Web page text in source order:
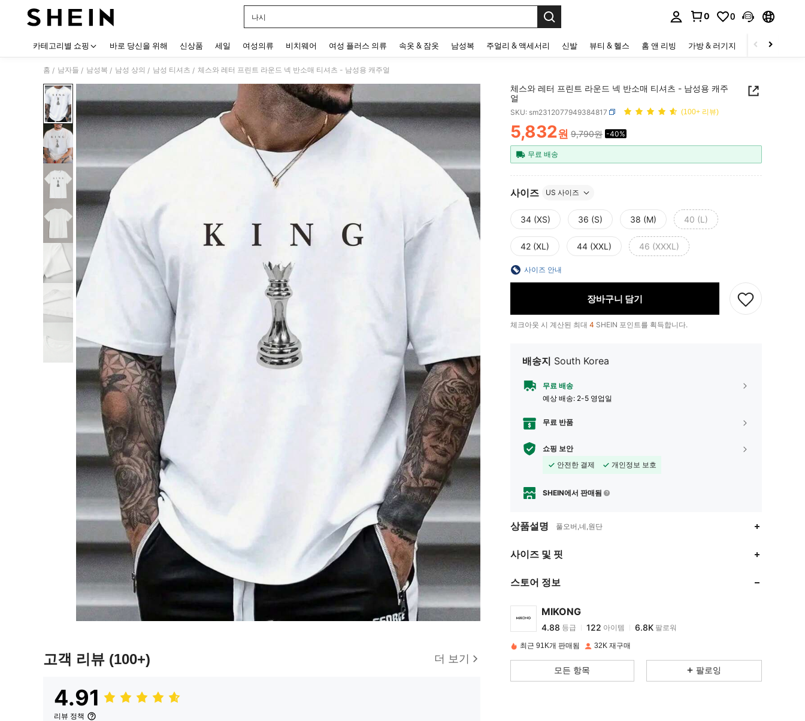
나시
0 0
카테고리별 쇼핑 바로 당신을 위해 신상품 세일 여성의류 비치웨어 여성 플러스 의류 속옷 & 잠옷 남성복 주얼리 & 액세서리 신발 뷰티 & 헬스 홈 앤 리빙 가방 & 러기지 스포츠 & 아웃
홈 / 남자들 / 남성복 / 남성 상의 / 남성 티셔츠 / 체스와 레터 프린트 라운드 넥 반소매 티셔츠 - 남성용 캐주얼
고객 리뷰 (100+) 더 보기
4.91
리뷰 정책
체스와 레터 프린트 라운드 넥 반소매 티셔츠 - 남성용 캐주
얼
SKU: sm2312077949384817 (100+ 리뷰)
PRICE AND AVAILABILITY
5,832원 9,790원 -40%
무료 배송
사이즈 US 사이즈
34 (XS) 36 (S) 38 (M) 40 (L)
42 (XL) 44 (XXL) 46 (XXXL)
사이즈 안내
장바구니 담기
체크아웃 시 계산된 최대 4 SHEIN 포인트를 획득합니다.
배송지 South Korea
무료 배송
예상 배송: 2-5 영업일
무료 반품
쇼핑 보안
안전한 결제
개인정보 보호
SHEIN에서 판매됨
상품설명 풀오버,네,원단
사이즈 및 핏
스토어 정보
MIKONG
4.88
4.88 등급
m***p이(가)하루 전에지불됨
최근 91K개 판매됨 32K 재구매
모든 항목 팔로잉